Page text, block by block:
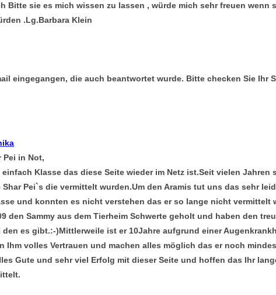
Bitte sie es mich wissen zu lassen , würde mich sehr freuen wenn
.Lg.Barbara Klein
eingegangen, die auch beantwortet wurde. Bitte checken Sie Ihr
Pei in Not,
Klasse das diese Seite wieder im Netz ist.Seit vielen Jahren
Pei`s die vermittelt wurden.Um den Aramis tut uns das sehr
und konnten es nicht verstehen das er so lange nicht vermittelt
den Sammy aus dem Tierheim Schwerte geholt und haben den
es gibt.:-)Mittlerweile ist er 10Jahre aufgrund einer
Ihm volles Vertrauen und machen alles möglich das er noch
Gute und sehr viel Erfolg mit dieser Seite und hoffen das Ihr